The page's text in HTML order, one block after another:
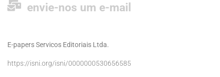
envie-nos um e-mail
E-papers Servicos Editoriais Ltda.
https://isni.org/isni/0000000530656585